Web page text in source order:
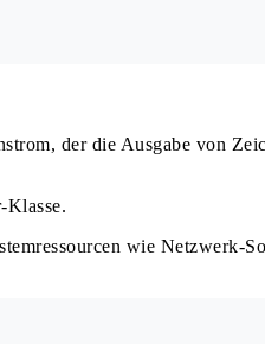
der die Ausgabe von
Klasse.
wie Netzwerk-